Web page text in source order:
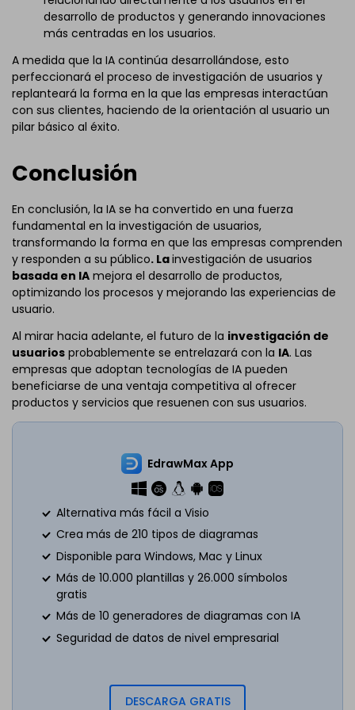
desarrollo de productos y generando innovaciones
más centradas en los usuarios.
A medida que la IA continúa desarrollándose, esto
perfeccionará el proceso de investigación de usuarios y
replanteará la forma en la que las empresas interactúan
con sus clientes, haciendo de la orientación al usuario un
pilar básico al éxito.
Conclusión
En conclusión, la IA se ha convertido en una fuerza
fundamental en la investigación de usuarios,
transformando la forma en que las empresas comprenden
y responden a su público. Lainvestigación de usuarios
basada en IA mejora el desarrollo de productos,
optimizando los procesos y mejorando las experiencias de
usuario.
Al mirar hacia adelante, el futuro de la investigación de
usuarios probablemente se entrelazará con la IA. Las
empresas que adoptan tecnologías de IA pueden
beneficiarse de una ventaja competitiva al ofrecer
productos y servicios que resuenen con sus usuarios.
EdrawMax App
Alternativa más fácil a Visio
Crea más de 210 tipos de diagramas
Disponible para Windows, Mac y Linux
Más de 10.000 plantillas y 26.000 símbolos
gratis
Más de 10 generadores de diagramas con IA
Seguridad de datos de nivel empresarial
DESCARGA GRATIS